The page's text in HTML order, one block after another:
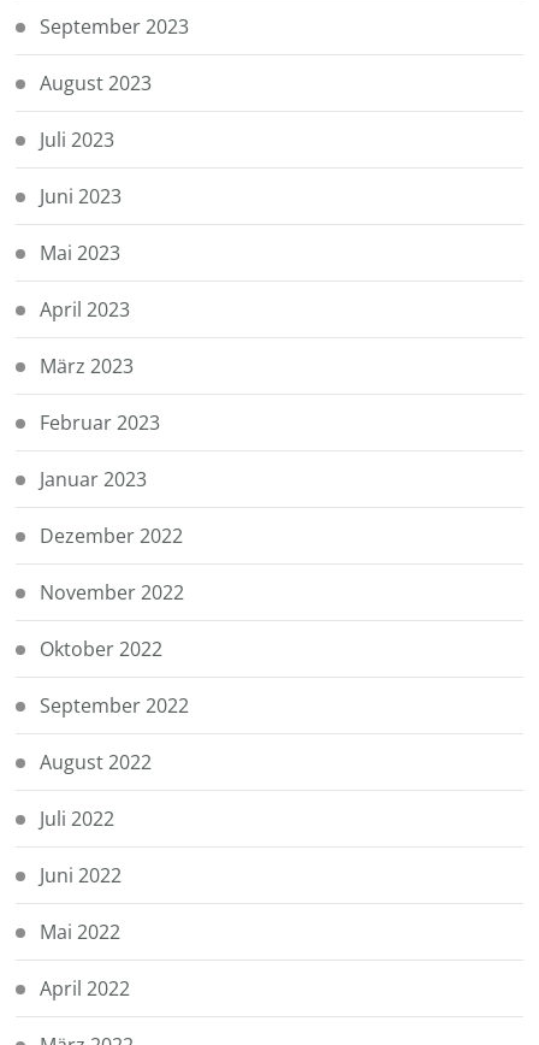
September 2023
August 2023
Juli 2023
Juni 2023
Mai 2023
April 2023
März 2023
Februar 2023
Januar 2023
Dezember 2022
November 2022
Oktober 2022
September 2022
August 2022
Juli 2022
Juni 2022
Mai 2022
April 2022